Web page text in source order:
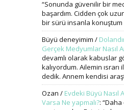
“Sonunda güvenilir bir
başardım. Cidden çok
bir sürü insanla
Büyü deneyimim /
Gerçek Medyumlar Nasıl
devamlı olarak kabuslar
kalıyordum. Ailemin ısrarı
dedik. Annem kendisi
Ozan / Evdeki Büyü Nasıl
Varsa Ne yapmalı?: “Daha